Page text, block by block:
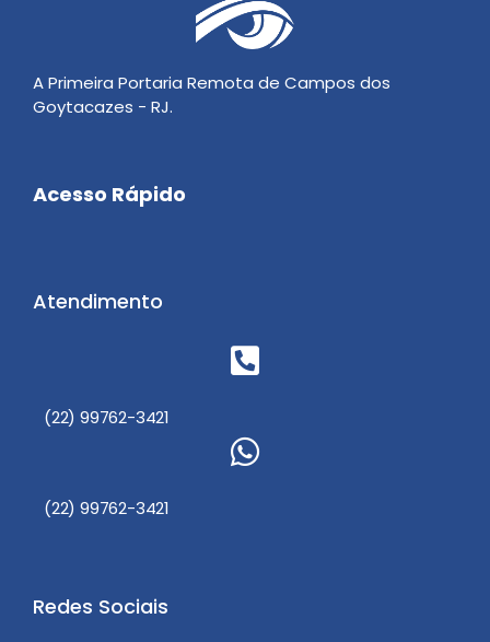
A Primeira Portaria Remota de Campos dos
Goytacazes - RJ.
Acesso Rápido
Atendimento
(22) 99762-3421
(22) 99762-3421
Redes Sociais